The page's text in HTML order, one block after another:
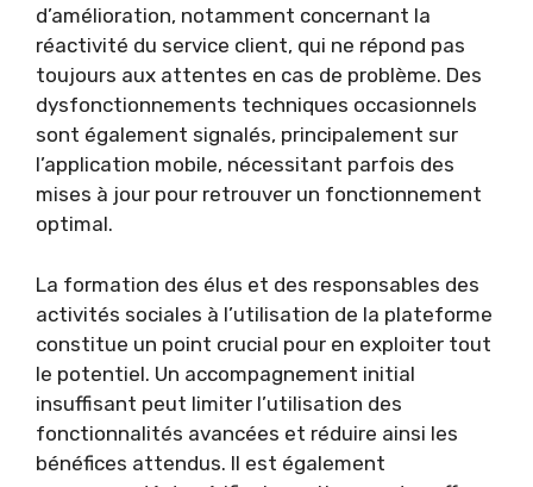
d’amélioration, notamment concernant la
réactivité du service client, qui ne répond pas
toujours aux attentes en cas de problème. Des
dysfonctionnements techniques occasionnels
sont également signalés, principalement sur
l’application mobile, nécessitant parfois des
mises à jour pour retrouver un fonctionnement
optimal.
La formation des élus et des responsables des
activités sociales à l’utilisation de la plateforme
constitue un point crucial pour en exploiter tout
le potentiel. Un accompagnement initial
insuffisant peut limiter l’utilisation des
fonctionnalités avancées et réduire ainsi les
bénéfices attendus. Il est également